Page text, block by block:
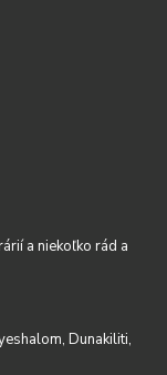
a niekoľko rád a
Dunakiliti,